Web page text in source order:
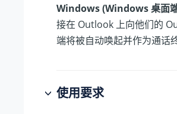
Windows (Windows 桌面
接在 Outlook 上向他们的
端将被自动唤起并作为通话
使用要求